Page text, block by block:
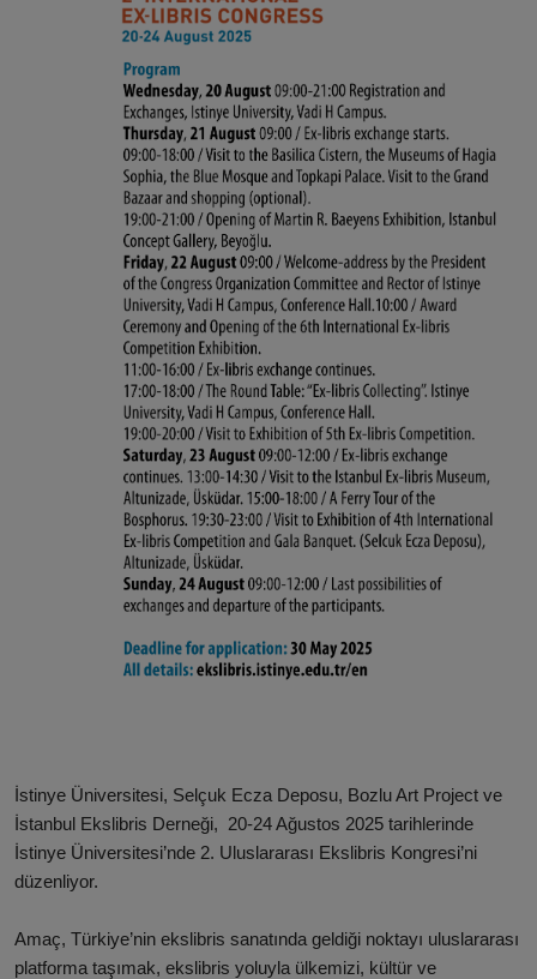
İstinye Üniversitesi, Selçuk Ecza Deposu, Bozlu Art Project ve
İstanbul Ekslibris Derneği, 20-24 Ağustos 2025 tarihlerinde
İstinye Üniversitesi’nde 2. Uluslararası Ekslibris Kongresi’ni
düzenliyor.
Amaç, Türkiye’nin ekslibris sanatında geldiği noktayı uluslararası
platforma taşımak, ekslibris yoluyla ülkemizi, kültür ve